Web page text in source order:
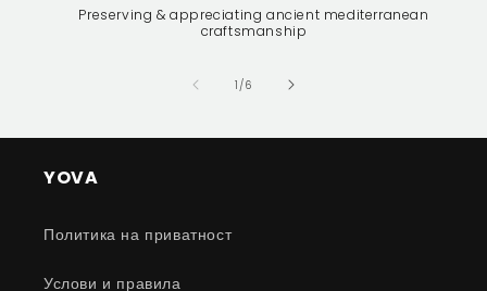
Preserving & appreciating ancient mediterranean
craftsmanship
1 /of
6
YOVA
Политика на приватност
Услови и правила